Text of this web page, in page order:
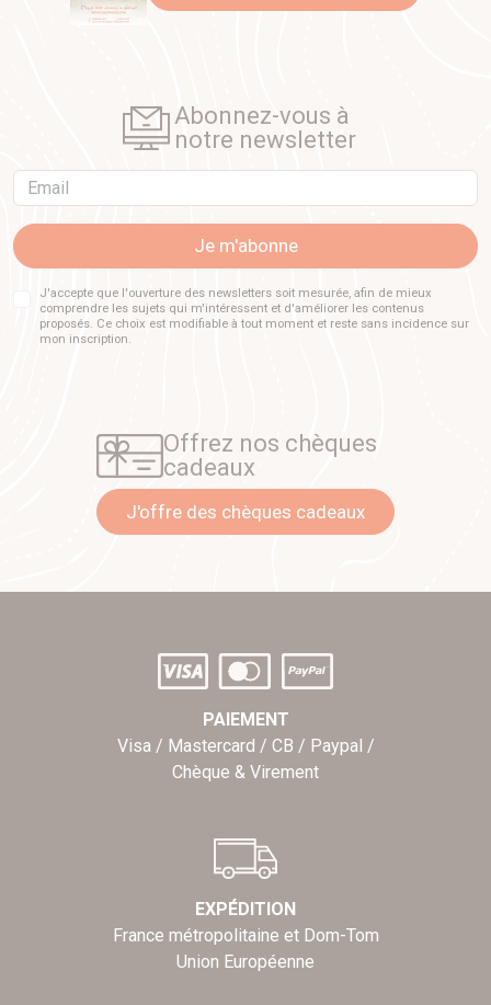
Abonnez-vous à
notre newsletter
Email
Je m'abonne
J'accepte que l'ouverture des newsletters soit mesurée, afin de mieux
comprendre les sujets qui m'intéressent et d'améliorer les contenus
proposés. Ce choix est modifiable à tout moment et reste sans incidence sur
mon inscription.
Offrez nos chèques
cadeaux
J'offre des chèques cadeaux
PAIEMENT
Visa / Mastercard / CB / Paypal /
Chèque & Virement
EXPÉDITION
France métropolitaine et Dom-Tom
Union Européenne